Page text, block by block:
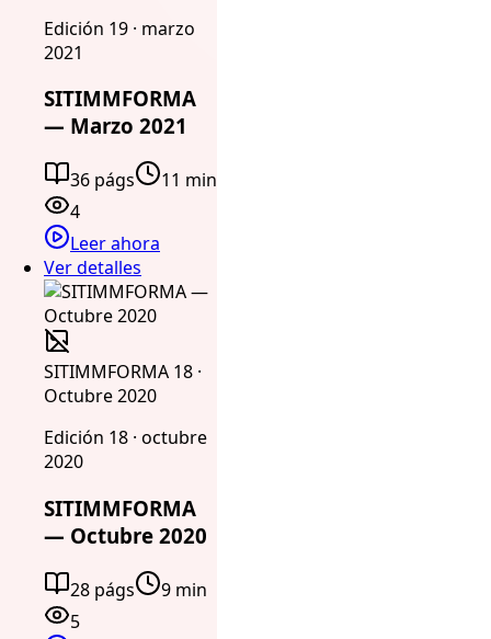
Edición 19 · marzo
2021
SITIMMFORMA
— Marzo 2021
36 págs
11 min
4
Leer ahora
Ver detalles
SITIMMFORMA 18 ·
Octubre 2020
Edición 18 · octubre
2020
SITIMMFORMA
— Octubre 2020
28 págs
9 min
5